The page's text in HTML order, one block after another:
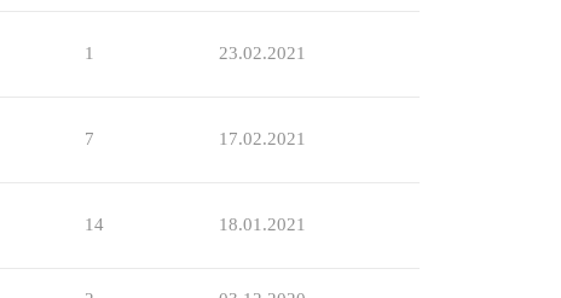
1 23.02.2021
7 17.02.2021
14 18.01.2021